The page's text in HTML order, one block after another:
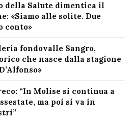
della Salute dimentica il
«Siamo alle solite. Due
conto»
fondovalle Sangro,
che nasce dalla stagione
“In Molise si continua a
ma poi si va in